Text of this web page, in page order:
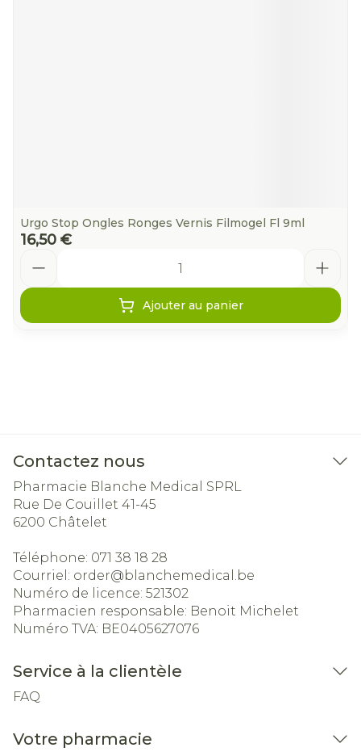
Urgo Stop Ongles Ronges Vernis Filmogel Fl 9ml
16,50 €
Ajouter au panier
Contactez nous
Pharmacie Blanche Medical SPRL
Rue De Couillet 41-45
6200 Châtelet
Téléphone: 071 38 18 28
Courriel: order@blanchemedical.be
Numéro de licence: 521302
Pharmacien responsable: Benoit Michelet
Numéro TVA: BE0405627076
Service à la clientèle
FAQ
Votre pharmacie